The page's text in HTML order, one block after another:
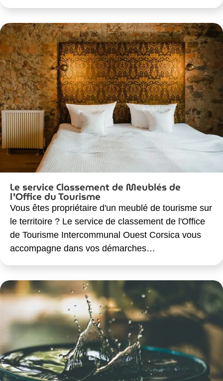
Le service Classement de Meublés de
l’Office du Tourisme
Vous êtes propriétaire d'un meublé de tourisme sur
le territoire ? Le service de classement de l'Office
de Tourisme Intercommunal Ouest Corsica vous
accompagne dans vos démarches…